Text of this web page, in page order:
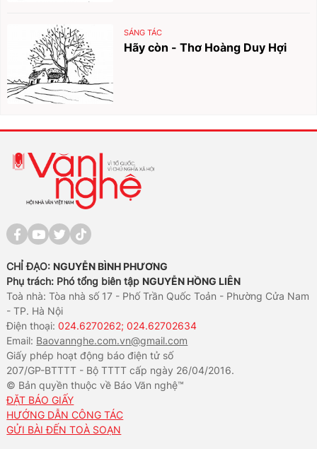
SÁNG TÁC
Hãy còn - Thơ Hoàng Duy Hợi
CHỈ ĐẠO: NGUYỄN BÌNH PHƯƠNG
Phụ trách: Phó tổng biên tập NGUYỄN HỒNG LIÊN
Toà nhà: Tòa nhà số 17 - Phố Trần Quốc Toản - Phường Cửa Nam
- TP. Hà Nội
Điện thoại:024.6270262; 024.62702634
Email: Baovannghe.com.vn@gmail.com
Giấy phép hoạt động báo điện tử số
207/GP-BTTTT - Bộ TTTT cấp ngày 26/04/2016.
© Bản quyền thuộc về Báo Văn nghệ™
ĐẶT BÁO GIẤY
HƯỚNG DẪN CÔNG TÁC
GỬI BÀI ĐẾN TOÀ SOẠN